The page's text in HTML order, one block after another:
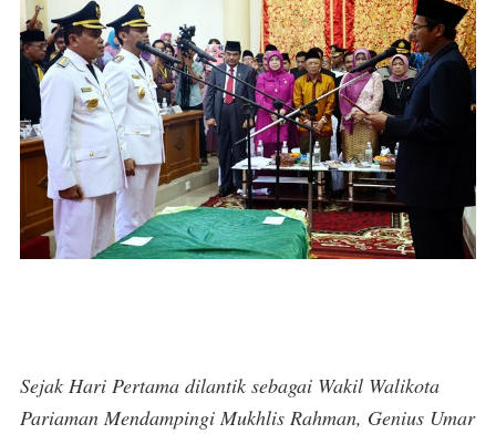
Sejak Hari Pertama dilantik sebagai Wakil Walikota
Pariaman Mendampingi Mukhlis Rahman, Genius Umar